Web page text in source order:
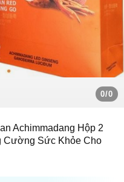
0/0
Achimmadang Hộp 2
Cường Sức Khỏe Cho